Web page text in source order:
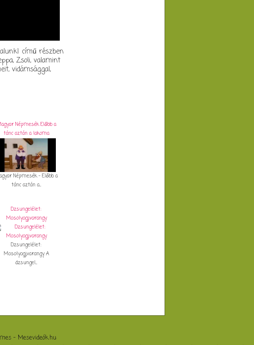
című részben
Zsoli, valamint
vidámsággal,
Népmesék Előbb a
tánc aztán a lakoma
Népmesék - Előbb a
tánc aztán a...
Dzsungelélet:
Mosolyogj,varangy
Dzsungelélet:
Mosolyogj,varangy A
dzsungel...
- Mesevideók.hu